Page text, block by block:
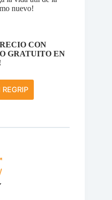
nuevo!
CON
GRATUITO EN